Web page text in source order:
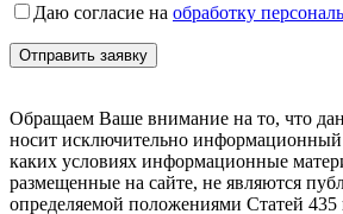
Даю согласие на обработку
Обращаем Ваше внимание на то, что
носит исключительно информационный
каких условиях информационные
размещенные на сайте, не являются
определяемой положениями Статей 435